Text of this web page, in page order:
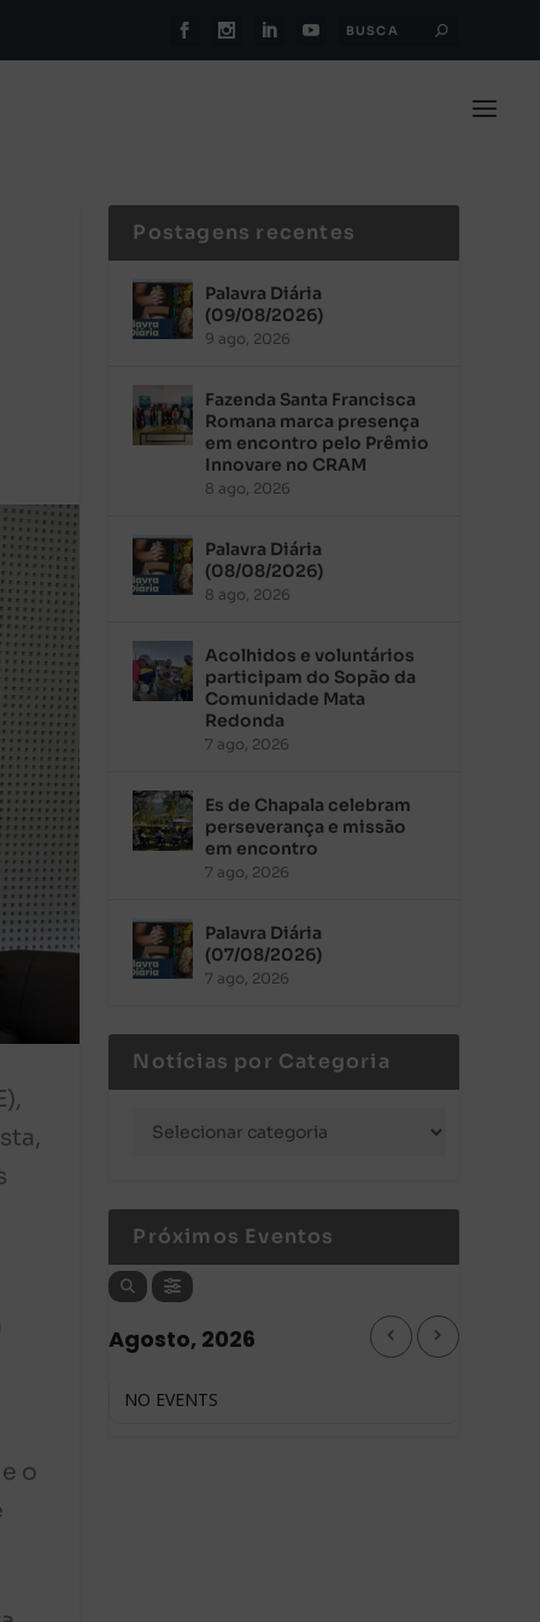
o
Postagens recentes
Palavra Diária
(09/08/2026)
9 ago, 2026
Fazenda Santa Francisca
Romana marca presença
em encontro pelo Prêmio
Innovare no CRAM
8 ago, 2026
Palavra Diária
(08/08/2026)
8 ago, 2026
Acolhidos e voluntários
participam do Sopão da
Comunidade Mata
Redonda
7 ago, 2026
Es de Chapala celebram
perseverança e missão
em encontro
7 ago, 2026
Palavra Diária
(07/08/2026)
7 ago, 2026
Notícias por Categoria
Próximos Eventos
Agosto, 2026
NO EVENTS